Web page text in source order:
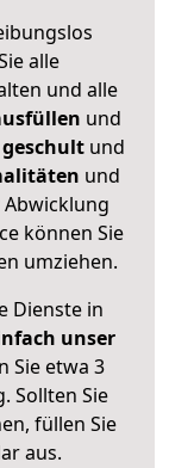
alle
und alle
und
und
und
können Sie
umziehen.
Dienste in
unser
Sie etwa 3
Sollten Sie
füllen Sie
aus.